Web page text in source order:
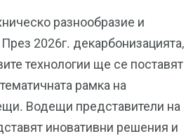
разнообразие и
2026г. декарбонизацията,
технологии ще се поставят
рамка на
Водещи представители на
иновативни решения и